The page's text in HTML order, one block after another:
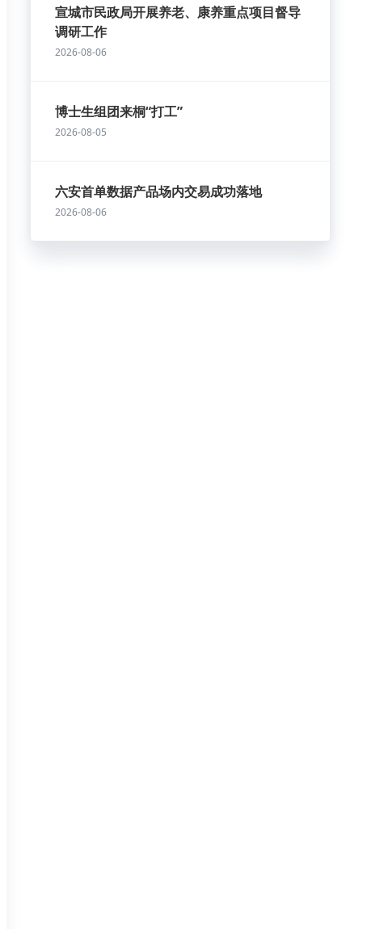
宣城市民政局开展养老、康养重点项目督导
调研工作
2026-08-06
博士生组团来桐“打工”
2026-08-05
六安首单数据产品场内交易成功落地
2026-08-06